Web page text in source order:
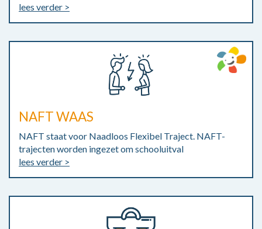
lees verder >
NAFT WAAS
NAFT staat voor Naadloos Flexibel Traject. NAFT-
trajecten worden ingezet om schooluitval
lees verder >